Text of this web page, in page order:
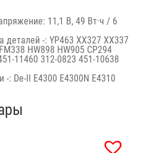
11,1 В, 49 Вт·ч / 6
-: YP463 XX327 XX337
HW898 HW905 CP294
11460 312-0823 451-10638
: De-ll E4300 E4300N E4310